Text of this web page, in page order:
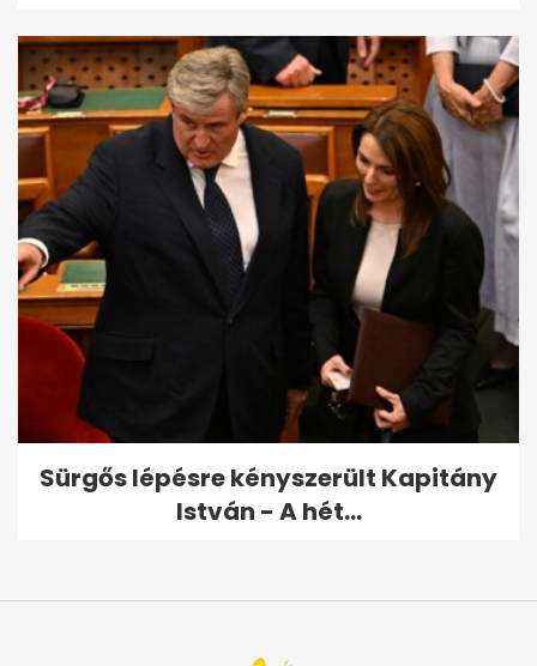
Sürgős lépésre kényszerült Kapitány
István - A hét...